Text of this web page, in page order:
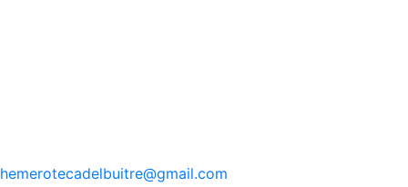
hemerotecadelbuitre@gmail.com